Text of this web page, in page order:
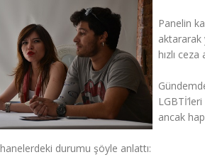
Panelin
aktararak
hızlı ceza
ancak
durumu şöyle anlattı: